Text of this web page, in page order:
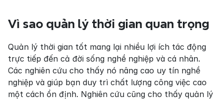
Vì sao quản lý thời gian quan trọng
Quản lý thời gian tốt mang lại nhiều lợi ích tác động
trực tiếp đến cả đời sống nghề nghiệp và cá nhân.
Các nghiên cứu cho thấy nó nâng cao uy tín nghề
nghiệp và giúp bạn duy trì chất lượng công việc cao
một cách ổn định. Nghiên cứu cũng cho thấy quản lý